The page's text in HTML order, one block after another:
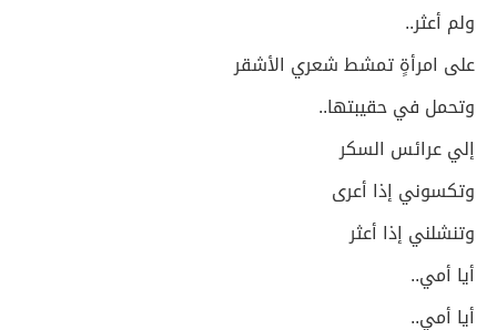
ولم أعثر..
على امرأةٍ تمشط شعري الأشقر
وتحمل في حقيبتها..
إلي عرائس السكر
وتكسوني إذا أعرى
وتنشلني إذا أعثر
أيا أمي..
أيا أمي..